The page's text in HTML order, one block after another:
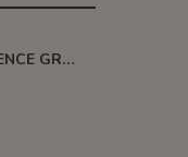
ENGOBE FAÏENCE GRÈS & PORCELAINE LIQUIDE SS PLB JAUNE 1KG EASP02LL